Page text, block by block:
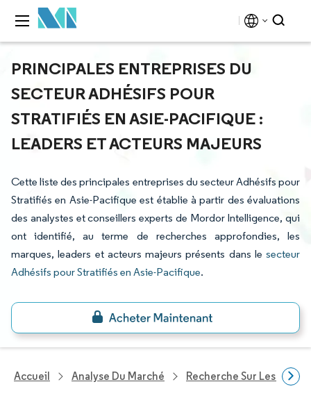
PRINCIPALES ENTREPRISES DU
SECTEUR ADHÉSIFS POUR
STRATIFIÉS EN ASIE-PACIFIQUE :
LEADERS ET ACTEURS MAJEURS
Cette liste des principales entreprises du secteur Adhésifs pour
Stratifiés en Asie-Pacifique est établie à partir des évaluations
des analystes et conseillers experts de Mordor Intelligence, qui
ont identifié, au terme de recherches approfondies, les
marques, leaders et acteurs majeurs présents dans le secteur
Adhésifs pour Stratifiés en Asie-Pacifique.
Accueil Analyse Du Marché Recherche Sur Les